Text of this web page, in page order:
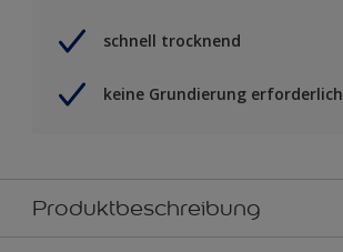
schnell trocknend
keine Grundierung erforderlich
Produktbeschreibung